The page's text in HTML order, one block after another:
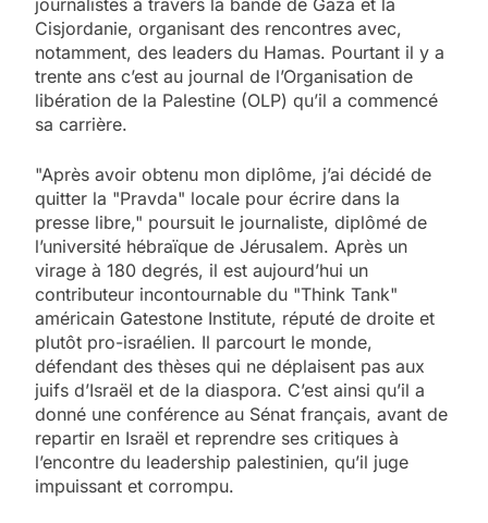
Cisjordanie, organisant des rencontres avec,
notamment, des leaders du Hamas. Pourtant il y a
trente ans c’est au journal de l’Organisation de
libération de la Palestine (OLP) qu’il a commencé
sa carrière.
"Après avoir obtenu mon diplôme, j’ai décidé de
quitter la "Pravda" locale pour écrire dans la
presse libre," poursuit le journaliste, diplômé de
l’université hébraïque de Jérusalem. Après un
virage à 180 degrés, il est aujourd’hui un
contributeur incontournable du "Think Tank"
américain Gatestone Institute, réputé de droite et
plutôt pro-israélien. Il parcourt le monde,
défendant des thèses qui ne déplaisent pas aux
juifs d’Israël et de la diaspora. C’est ainsi qu’il a
donné une conférence au Sénat français, avant de
repartir en Israël et reprendre ses critiques à
l’encontre du leadership palestinien, qu’il juge
impuissant et corrompu.